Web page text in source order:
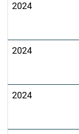
2024
2024
2024